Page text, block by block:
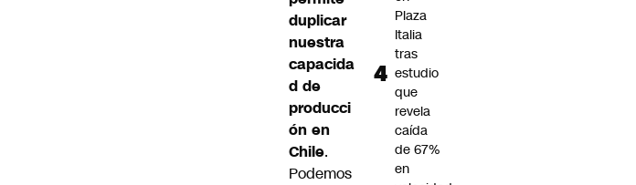
duplicar
nuestra
capacida
d de
producci
ón en
Chile.
Podemos
Plaza
Italia
tras
estudio
que
revela
caída
de 67%
en